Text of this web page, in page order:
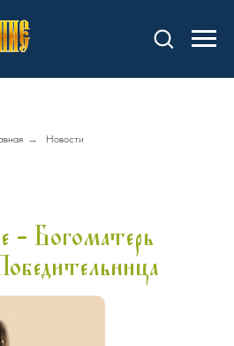
→ Новости
- Богоматерь